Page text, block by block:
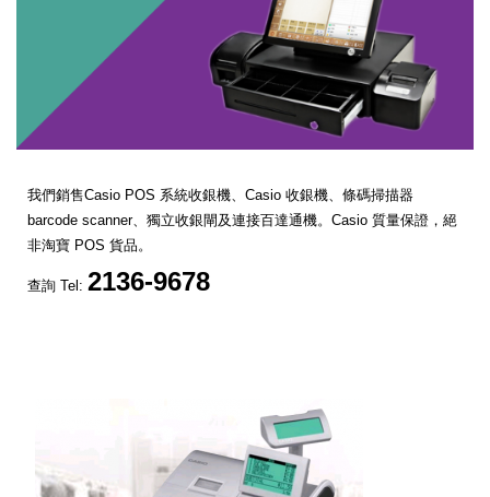
我們銷售Casio POS 系統收銀機、Casio 收銀機、條碼掃描器
barcode scanner、獨立收銀閘及連接百達通機。Casio 質量保證，絕
非淘寶 POS 貨品。
查詢 Tel: 2136-9678